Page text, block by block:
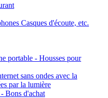
Casques d'écoute, etc.
portable - Housses pour
sans ondes avec la
par la lumière
Bons d'achat